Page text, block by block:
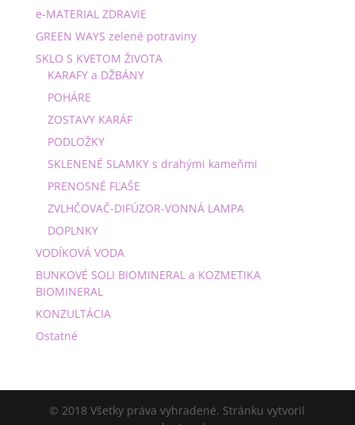
e-MATERIAL ZDRAVIE
GREEN WAYS zelené potraviny
SKLO S KVETOM ŽIVOTA
KARAFY a DŽBÁNY
POHÁRE
ZOSTAVY KARÁF
PODLOŽKY
SKLENENÉ SLAMKY s drahými kameňmi
PRENOSNÉ FĽAŠE
ZVLHČOVAČ-DIFÚZOR-VONNÁ LAMPA
DOPLNKY
VODÍKOVÁ VODA
BUNKOVÉ SOLI BIOMINERAL a KOZMETIKA
BIOMINERAL
KONZULTÁCIA
Ostatné
© 2018 Všetky práva vyhradené. Stránku vytvoril